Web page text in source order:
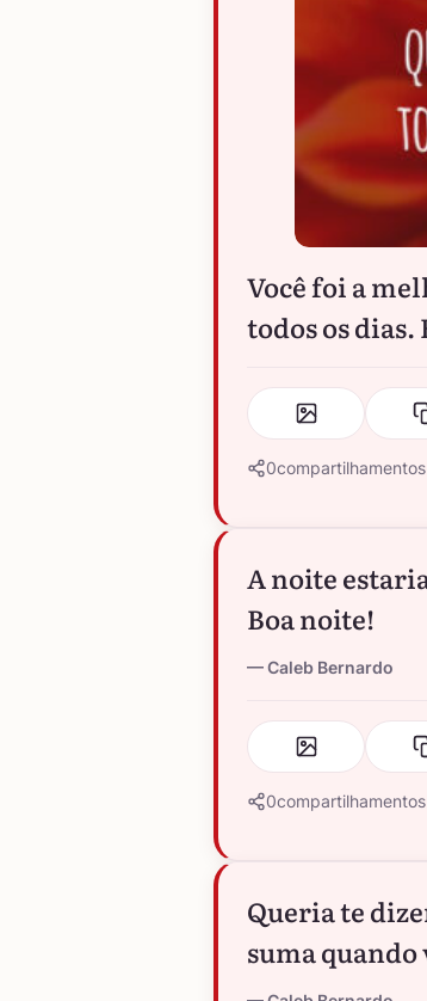
Você foi a
todos os
0compartilhamentos
A noite
Boa noite!
Caleb Bernardo
0compartilhamentos
Queria te
suma quando